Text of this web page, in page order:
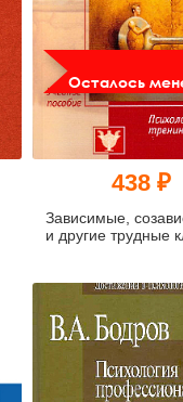
Осталось
438 ₽
Зависимые,
и другие трудные